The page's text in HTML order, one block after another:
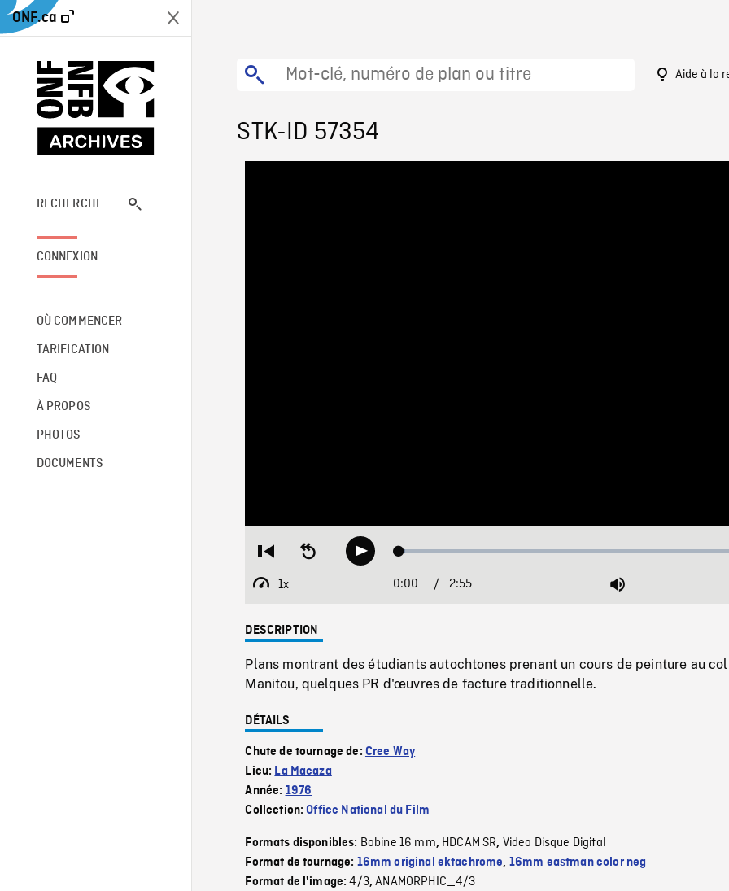
ONF.ca
RECHERCHE
CONNEXION
OÙ COMMENCER
TARIFICATION
FAQ
À PROPOS
PHOTOS
DOCUMENTS
Aide à la
STK-ID 57354
Restart
beginning
Seek
backwardPlay Loaded:
1x
Playback
Current
0:00 / 2:55 Mute
DESCRIPTION
Plans montrant des étudiants autochtones prenant un cours de peinture au
Manitou, quelques PR d'œuvres de facture traditionnelle.
DÉTAILS
Chute de tournage de: Cree Way
Lieu: La Macaza
Année: 1976
Collection:Office National du Film
Formats disponibles: Bobine 16 mm, HDCAM SR, Video Disque Digital
Format de tournage: 16mm original ektachrome, 16mm eastman color neg
Format de l'image:4/3,ANAMORPHIC_4/3